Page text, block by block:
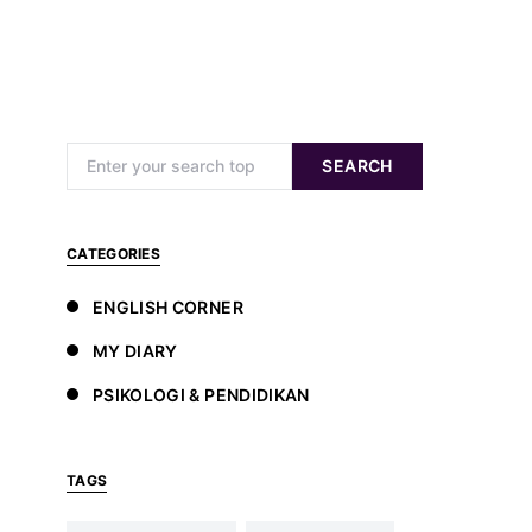
SEARCH
CATEGORIES
ENGLISH CORNER
MY DIARY
PSIKOLOGI & PENDIDIKAN
TAGS